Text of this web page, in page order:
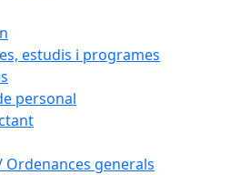
estudis i programes
personal
Ordenances generals